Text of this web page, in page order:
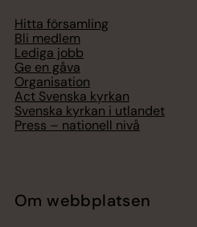
Hitta församling
Bli medlem
Lediga jobb
Ge en gåva
Organisation
Act Svenska kyrkan
Svenska kyrkan i utlandet
Press – nationell nivå
Om webbplatsen